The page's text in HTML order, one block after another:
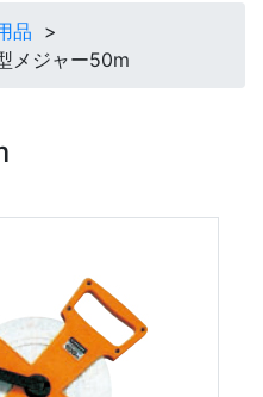
品 >
メジャー50m